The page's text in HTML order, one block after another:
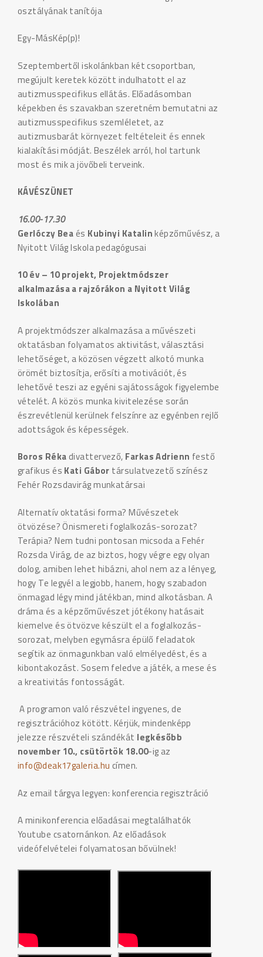
osztályának tanítója
Egy-MásKép(p)!
Szeptembertől iskolánkban két csoportban,
megújult keretek között indulhatott el az
autizmusspecifikus ellátás. Előadásomban
képekben és szavakban szeretném bemutatni az
autizmusspecifikus szemléletet, az
autizmusbarát környezet feltételeit és ennek
kialakítási módját. Beszélek arról, hol tartunk
most és mik a jövőbeli terveink.
KÁVÉSZÜNET
16.00-17.30
Gerlóczy Bea és Kubinyi Katalinképzőművész, a
Nyitott Világ Iskola pedagógusai
10 év – 10 projekt, Projektmódszer
alkalmazása a rajzórákon a Nyitott Világ
Iskolában
A projektmódszer alkalmazása a művészeti
oktatásban folyamatos aktivitást, választási
lehetőséget, a közösen végzett alkotó munka
örömét biztosítja, erősíti a motivációt, és
lehetővé teszi az egyéni sajátosságok figyelembe
vételét. A közös munka kivitelezése során
észrevétlenül kerülnek felszínre az egyénben rejlő
adottságok és képességek.
Boros Réka divattervező, Farkas Adrienn festő
grafikus és Kati Gábor társulatvezető színész
Fehér Rozsdavirág munkatársai
Alternatív oktatási forma? Művészetek
ötvözése? Önismereti foglalkozás-sorozat?
Terápia? Nem tudni pontosan micsoda a Fehér
Rozsda Virág, de az biztos, hogy végre egy olyan
dolog, amiben lehet hibázni, ahol nem az a lényeg,
hogy Te legyél a legjobb, hanem, hogy szabadon
önmagad légy mind játékban, mind alkotásban. A
dráma és a képzőművészet jótékony hatásait
kiemelve és ötvözve készült el a foglalkozás-
sorozat, melyben egymásra épülő feladatok
segítik az önmagunkban való elmélyedést, és a
kibontakozást. Sosem feledve a játék, a mese és
a kreativitás fontosságát.
A programon való részvétel ingyenes, de
regisztrációhoz kötött. Kérjük, mindenképp
jelezze részvételi szándékát legkésőbb
november 10., csütörtök 18.00-ig az
info@deak17galeria.hu címen.
Az email tárgya legyen: konferencia regisztráció
A minikonferencia előadásai megtalálhatók
Youtube csatornánkon. Az előadások
videófelvételei folyamatosan bővülnek!